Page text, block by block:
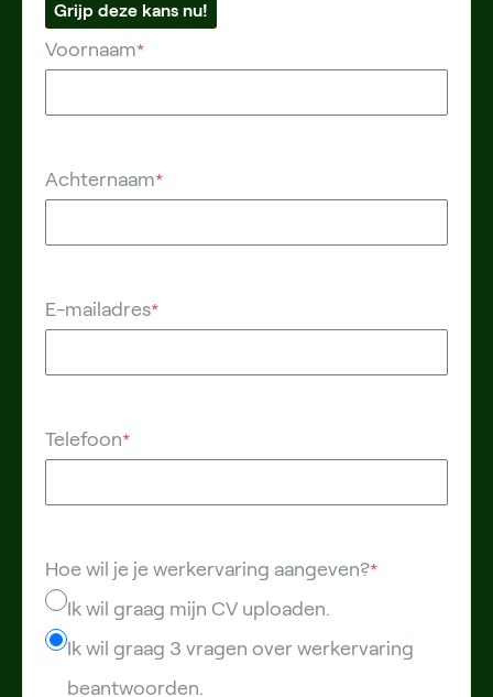
Grijp deze kans nu!
Voornaam*
Achternaam*
E-mailadres*
Telefoon*
Hoe wil je je werkervaring aangeven?*
Ik wil graag mijn CV uploaden.
Ik wil graag 3 vragen over werkervaring
beantwoorden.